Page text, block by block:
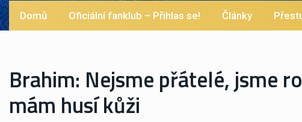
Domů Oficiální fanklub – Přihlas se! Články
Brahim: Nejsme přátelé, jsme
mám husí kůži